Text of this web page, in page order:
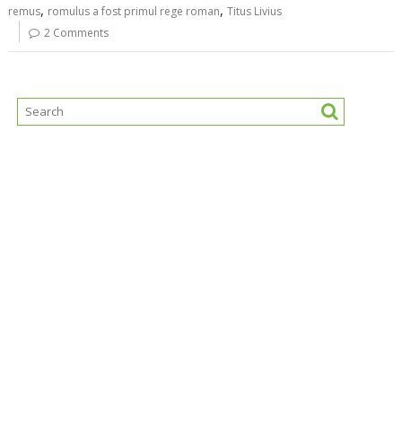
remus, romulus a fost primul rege roman,Titus Livius
2 Comments